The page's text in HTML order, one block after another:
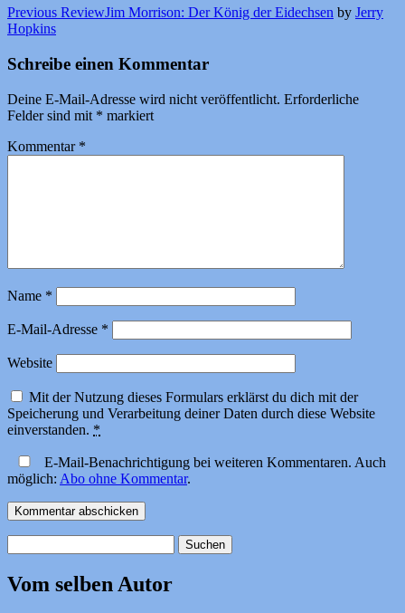
Previous ReviewJim Morrison: Der König der Eidechsen by Jerry
Hopkins
Schreibe einen Kommentar
Deine E-Mail-Adresse wird nicht veröffentlicht. Erforderliche
Felder sind mit * markiert
Kommentar *
Name *
E-Mail-Adresse *
Website
Mit der Nutzung dieses Formulars erklärst du dich mit der
Speicherung und Verarbeitung deiner Daten durch diese Website
einverstanden. *
E-Mail-Benachrichtigung bei weiteren Kommentaren. Auch
möglich: Abo ohne Kommentar.
nach:
Vom selben Autor